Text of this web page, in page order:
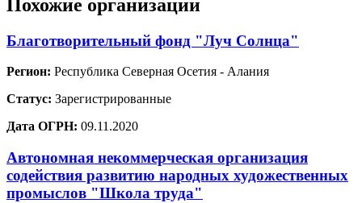
Похожие организации
Благотворительный фонд "Луч Солнца"
Регион: Республика Северная Осетия - Алания
Статус: Зарегистрированные
Дата ОГРН: 09.11.2020
Автономная некоммерческая организация
содействия развитию народных художественных
промыслов "Школа труда"